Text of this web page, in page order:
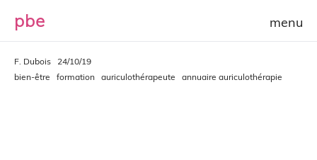
pbe
F. Dubois
24/10/19
bien-être
formation auriculothérapeute annuaire auriculothérapie